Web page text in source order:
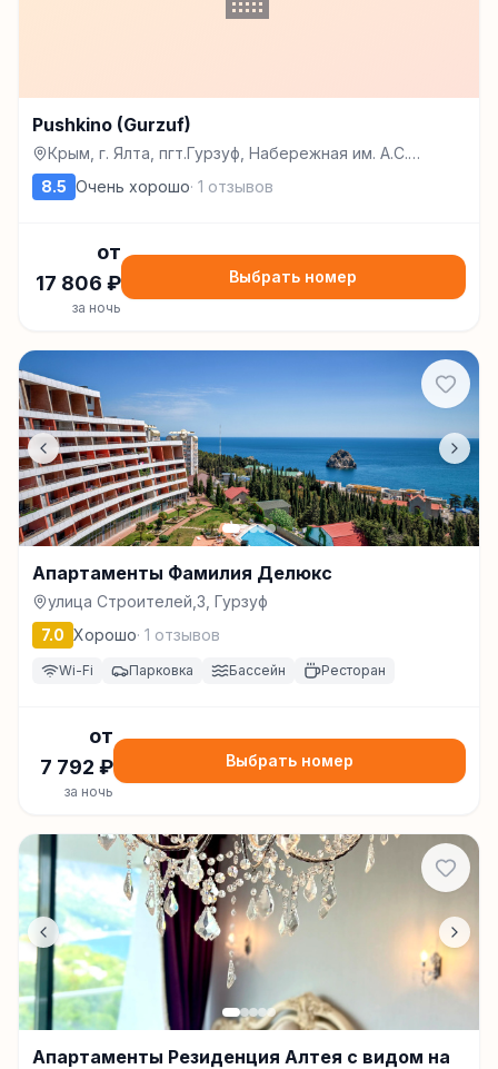
Pushkino (Gurzuf)
Крым, г. Ялта, пгт.Гурзуф, Набережная им. А.С.
Пушкина, 1, Гурзуф
8.5 Очень хорошо· 1 отзывов
от
17 806 ₽
за ночь
Выбрать номер
Апартаменты Фамилия Делюкс
улица Строителей,3, Гурзуф
7.0 Хорошо· 1 отзывов
Wi-Fi Парковка Бассейн Ресторан
от
7 792 ₽
за ночь
Выбрать номер
Апартаменты Резиденция Алтея с видом на